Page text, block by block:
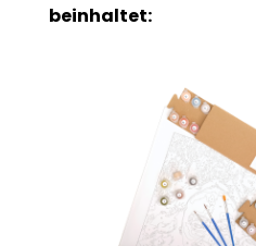
beinhaltet: